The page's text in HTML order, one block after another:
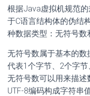
根据Java虚拟机规范
于C语言结构体的伪结
种数据类型：无符号数
无符号数属于基本的数
代表1个字节、2个字节
无符号数可以用来描述
UTF-8编码构成字符串值